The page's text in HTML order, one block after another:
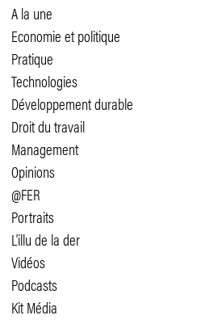
A la une
Economie et politique
Pratique
Technologies
Développement durable
Droit du travail
Management
Opinions
@FER
Portraits
L'illu de la der
Vidéos
Podcasts
Kit Média